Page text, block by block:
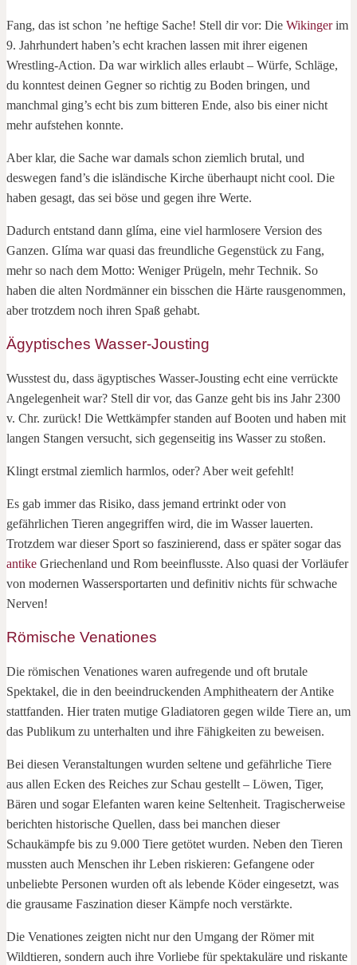
Fang, das ist schon ’ne heftige Sache! Stell dir vor: Die Wikingerim
9. Jahrhundert haben’s echt krachen lassen mit ihrer eigenen
Wrestling-Action. Da war wirklich alles erlaubt – Würfe, Schläge,
du konntest deinen Gegner so richtig zu Boden bringen, und
manchmal ging’s echt bis zum bitteren Ende, also bis einer nicht
mehr aufstehen konnte.
Aber klar, die Sache war damals schon ziemlich brutal, und
deswegen fand’s die isländische Kirche überhaupt nicht cool. Die
haben gesagt, das sei böse und gegen ihre Werte.
Dadurch entstand dann glíma, eine viel harmlosere Version des
Ganzen. Glíma war quasi das freundliche Gegenstück zu Fang,
mehr so nach dem Motto: Weniger Prügeln, mehr Technik. So
haben die alten Nordmänner ein bisschen die Härte rausgenommen,
aber trotzdem noch ihren Spaß gehabt.
Ägyptisches Wasser-Jousting
Wusstest du, dass ägyptisches Wasser-Jousting echt eine verrückte
Angelegenheit war? Stell dir vor, das Ganze geht bis ins Jahr 2300
v. Chr. zurück! Die Wettkämpfer standen auf Booten und haben mit
langen Stangen versucht, sich gegenseitig ins Wasser zu stoßen.
Klingt erstmal ziemlich harmlos, oder? Aber weit gefehlt!
Es gab immer das Risiko, dass jemand ertrinkt oder von
gefährlichen Tieren angegriffen wird, die im Wasser lauerten.
Trotzdem war dieser Sport so faszinierend, dass er später sogar das
antike Griechenland und Rom beeinflusste. Also quasi der Vorläufer
von modernen Wassersportarten und definitiv nichts für schwache
Nerven!
Römische Venationes
Die römischen Venationes waren aufregende und oft brutale
Spektakel, die in den beeindruckenden Amphitheatern der Antike
stattfanden. Hier traten mutige Gladiatoren gegen wilde Tiere an, um
das Publikum zu unterhalten und ihre Fähigkeiten zu beweisen.
Bei diesen Veranstaltungen wurden seltene und gefährliche Tiere
aus allen Ecken des Reiches zur Schau gestellt – Löwen, Tiger,
Bären und sogar Elefanten waren keine Seltenheit. Tragischerweise
berichten historische Quellen, dass bei manchen dieser
Schaukämpfe bis zu 9.000 Tiere getötet wurden. Neben den Tieren
mussten auch Menschen ihr Leben riskieren: Gefangene oder
unbeliebte Personen wurden oft als lebende Köder eingesetzt, was
die grausame Faszination dieser Kämpfe noch verstärkte.
Die Venationes zeigten nicht nur den Umgang der Römer mit
Wildtieren, sondern auch ihre Vorliebe für spektakuläre und riskante